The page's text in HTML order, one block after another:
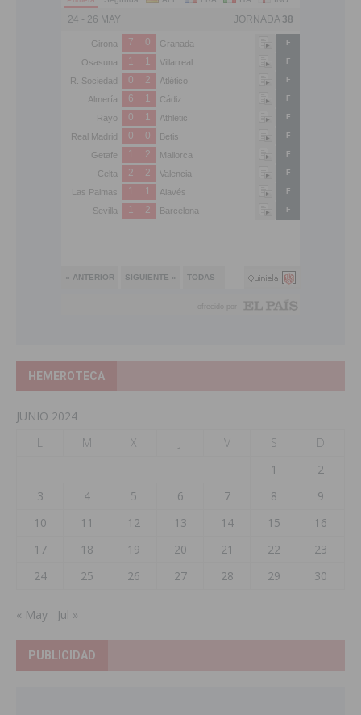
HEMEROTECA
JUNIO 2024
L
M X J V S
D
1
2
3
4 5 6 7 8
9
10
11 12 13 14 15
16
17
18 19 20 21 22
23
24
25 26 27 28 29 30
« May Jul »
PUBLICIDAD